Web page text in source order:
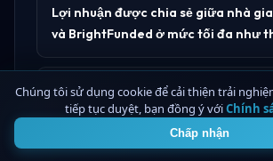
Lợi nhuận được chia sẻ giữa nhà
và BrightFunded ở mức tối đa như
Các tài sản và thị trường nào mà
giao dịch có thể giao dịch tại
Chúng tôi sử dụng cookie để cải thiện trải
tiếp tục duyệt, bạn đồng ý vớiChính
Chấp nhận